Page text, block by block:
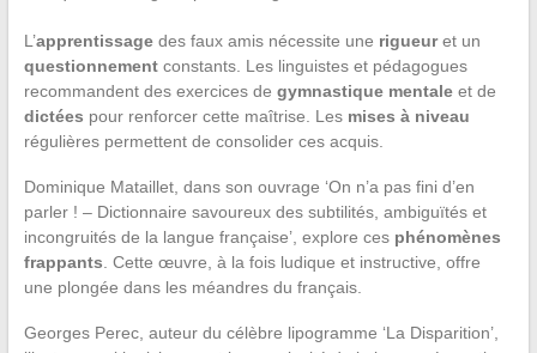
L’apprentissagedes faux amis nécessite une rigueuret un
questionnementconstants. Les linguistes et pédagogues
recommandent des exercices de gymnastique mentaleet de
dictées pour renforcer cette maîtrise. Les mises à niveau
régulières permettent de consolider ces acquis.
Dominique Mataillet, dans son ouvrage ‘On n’a pas fini d’en
parler ! – Dictionnaire savoureux des subtilités, ambiguïtés et
incongruités de la langue française’, explore ces phénomènes
frappants. Cette œuvre, à la fois ludique et instructive, offre
une plongée dans les méandres du français.
Georges Perec, auteur du célèbre lipogramme ‘La Disparition’,